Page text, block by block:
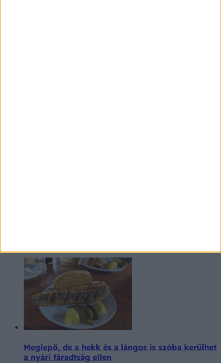
Meglepő, de a hekk és a lángos is szóba kerülhet
a nyári fáradtság ellen